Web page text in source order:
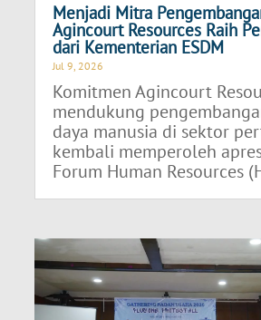
Menjadi Mitra
Agincourt Resources Raih
dari Kementerian ESDM
Jul 9, 2026
Komitmen Agincourt
mendukung
daya manusia di sektor
kembali memperoleh
Forum Human Resources